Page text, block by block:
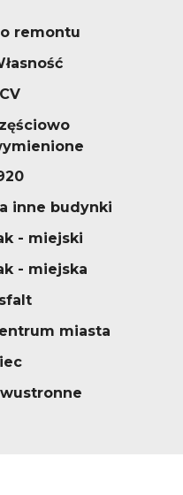
remontu
inne budynki
- miejski
- miejska
miasta